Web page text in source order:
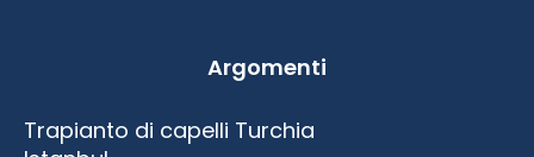
Argomenti
Trapianto di capelli Turchia